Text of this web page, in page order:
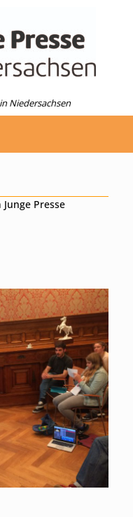
Niedersachsen
Junge Presse